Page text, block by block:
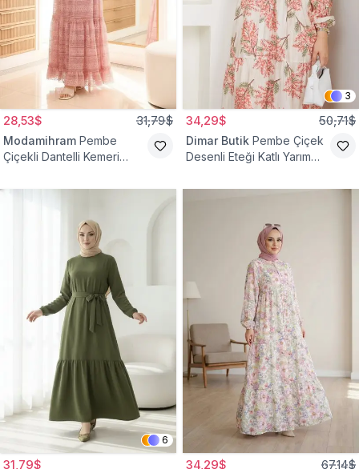
28,53$ 31,79$
Modamihram Pembe
Çiçekli Dantelli Kemeri
3
34,29$ 50,71$
Dimar Butik Pembe Çiçek
Desenli Eteği Katlı Yarım
6
31,79$ 34,29$ 67,14$